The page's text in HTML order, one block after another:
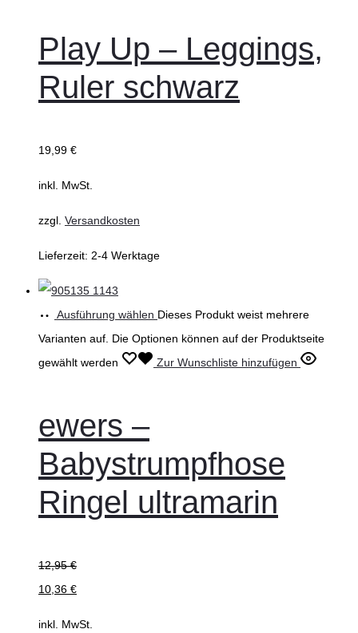
Play Up – Leggings,
Ruler schwarz
19,99 €
inkl. MwSt.
zzgl. Versandkosten
Lieferzeit: 2-4 Werktage
Ausführung wählen Dieses Produkt weist mehrere
Varianten auf. Die Optionen können auf der Produktseite
gewählt werden
Zur Wunschliste hinzufügen
ewers –
Babystrumpfhose
Ringel ultramarin
12,95€
10,36 €
inkl. MwSt.